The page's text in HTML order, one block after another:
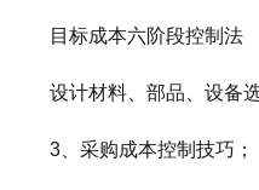
目标成本六阶段控制法
设计材料、部品、设备选
3、采购成本控制技巧；